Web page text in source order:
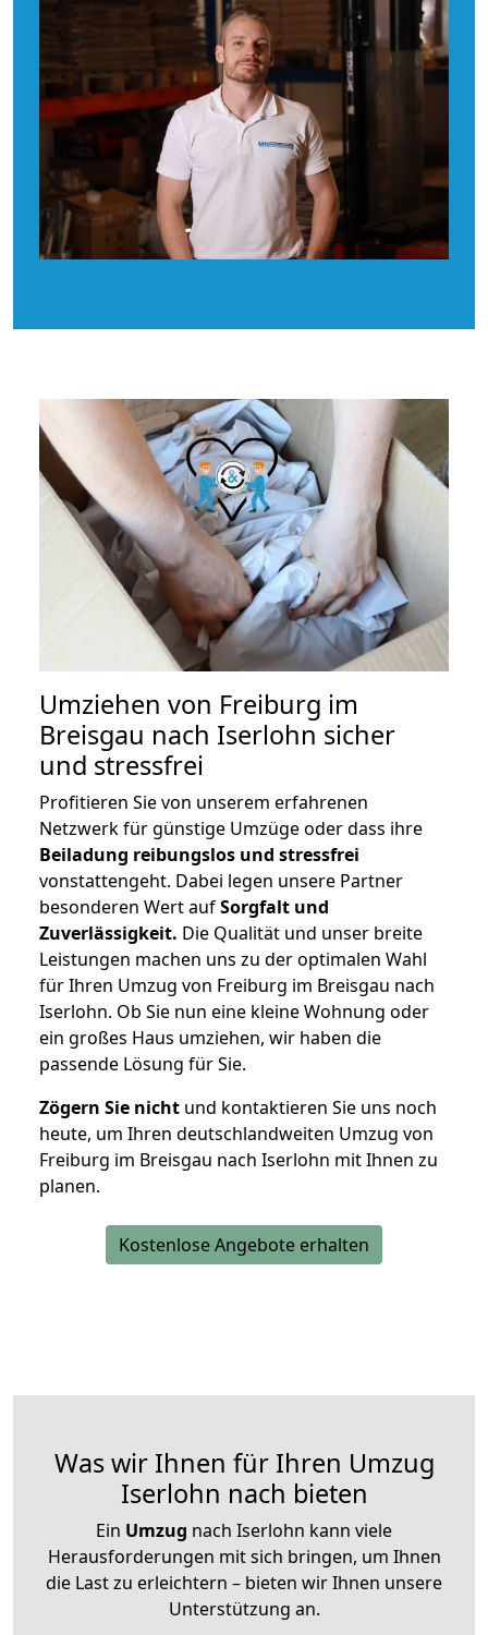
Umziehen von Freiburg im
Breisgau nach Iserlohn sicher
und stressfrei
Profitieren Sie von unserem erfahrenen
Netzwerk für günstige Umzüge oder dass ihre
Beiladung reibungslos und stressfrei
vonstattengeht. Dabei legen unsere Partner
besonderen Wert aufSorgfalt und
Zuverlässigkeit. Die Qualität und unser breite
Leistungen machen uns zu der optimalen Wahl
für Ihren Umzug von Freiburg im Breisgau nach
Iserlohn. Ob Sie nun eine kleine Wohnung oder
ein großes Haus umziehen, wir haben die
passende Lösung für Sie.
Zögern Sie nicht und kontaktieren Sie uns noch
heute, um Ihren deutschlandweiten Umzug von
Freiburg im Breisgau nach Iserlohn mit Ihnen zu
planen.
Kostenlose Angebote erhalten
Was wir Ihnen für Ihren Umzug
Iserlohn nach bieten
Ein Umzug nach Iserlohn kann viele
Herausforderungen mit sich bringen, um Ihnen
die Last zu erleichtern – bieten wir Ihnen unsere
Unterstützung an.